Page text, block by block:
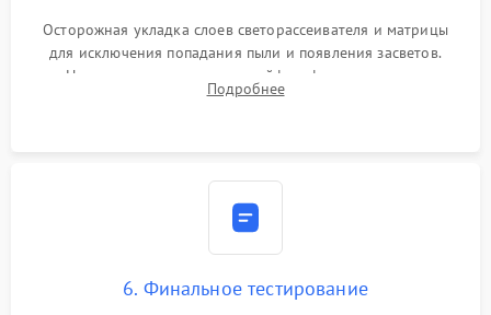
Осторожная укладка слоев светорассеивателя и матрицы
для исключения попадания пыли и появления засветов.
Надежное подключение шлейфов, фиксация плат и
аккуратное защелкивание пластикового корпуса монитора.
Подробнее
6. Финальное тестирование